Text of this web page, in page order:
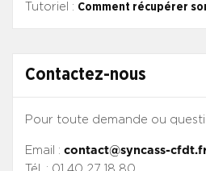
Tutoriel : Comment récupérer
Contactez-nous
Pour toute demande ou
Email : contact@syncass-